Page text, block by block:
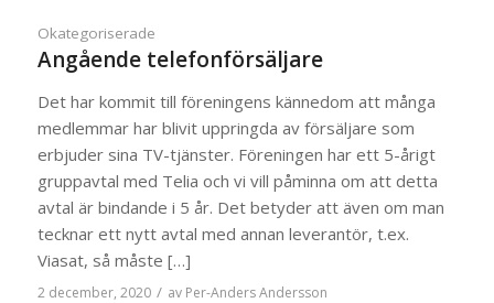
Okategoriserade
Angående telefonförsäljare
Det har kommit till föreningens kännedom att många
medlemmar har blivit uppringda av försäljare som
erbjuder sina TV-tjänster. Föreningen har ett 5-årigt
gruppavtal med Telia och vi vill påminna om att detta
avtal är bindande i 5 år. Det betyder att även om man
tecknar ett nytt avtal med annan leverantör, t.ex.
Viasat, så måste […]
2 december, 2020 / av Per-Anders Andersson